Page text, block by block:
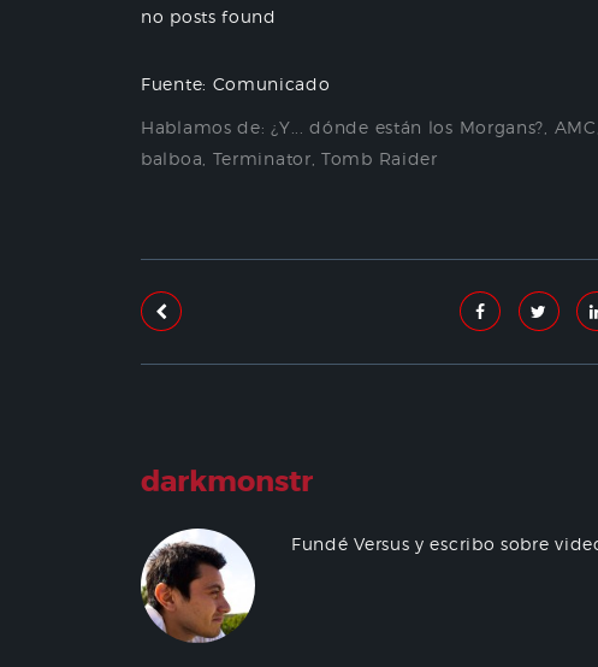
no posts found
Fuente: Comunicado
Hablamos de: ¿Y... dónde están los Morgans? AMC
balboa Terminator ,Tomb Raider
darkmonstr
Fundé Versus y escribo sobre